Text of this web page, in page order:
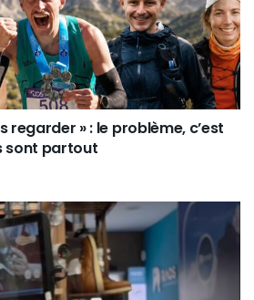
regarder » : le problème, c’est
sont partout